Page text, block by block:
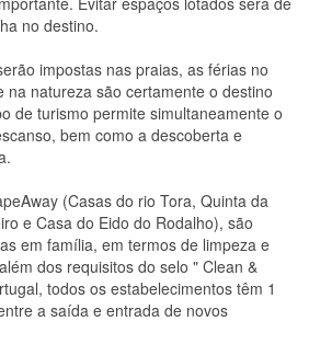
no destino.
impostas nas praias, as férias no
na natureza são certamente o destino
de turismo permite simultaneamente o
bem como a descoberta e
(Casas do rio Tora, Quinta da
e Casa do Eido do Rodalho), são
em família, em termos de limpeza e
dos requisitos do selo " Clean &
todos os estabelecimentos têm 1
a saída e entrada de novos